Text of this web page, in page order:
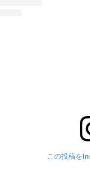
この投稿を